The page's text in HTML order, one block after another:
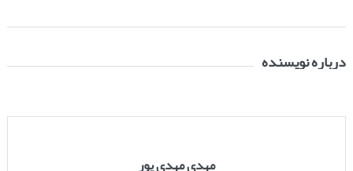
درباره نویسنده
مهدی مهدی پور